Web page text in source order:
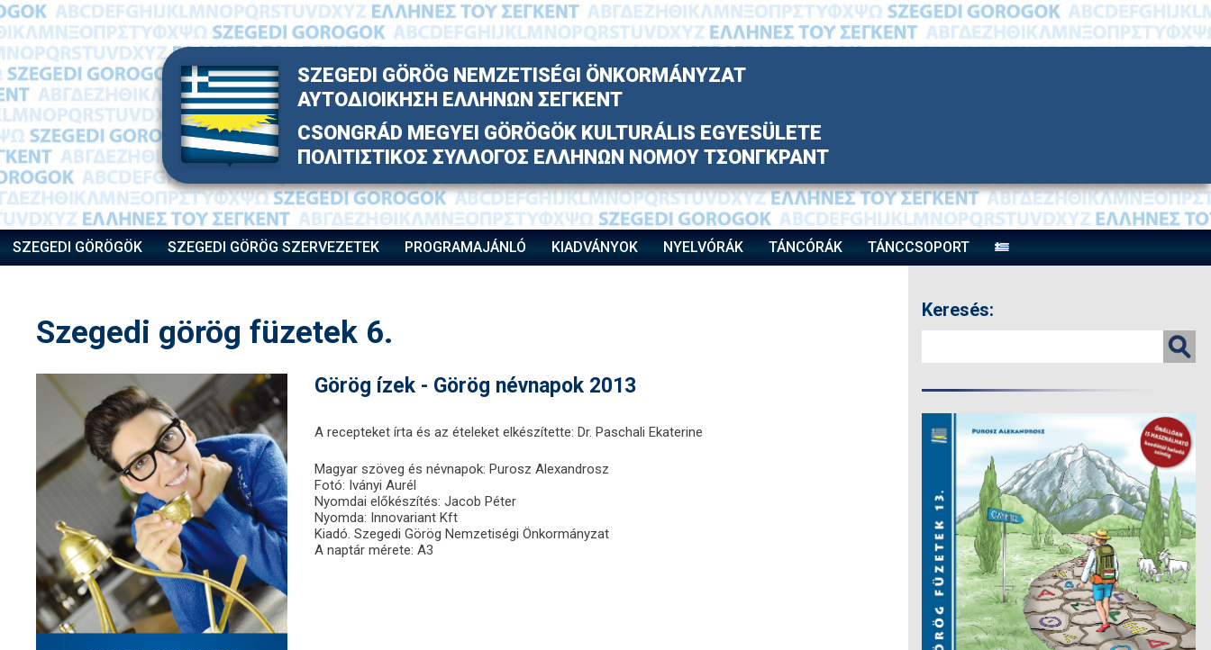
Skip
to
content
SZEGEDI GÖRÖG NEMZETISÉGI ÖNKORMÁNYZAT
ΑΥΤΟΔΙΟΙΚΗΣΗ ΕΛΛΗΝΩΝ ΣΕΓΚΕΝΤ
CSONGRÁD MEGYEI GÖRÖGÖK KULTURÁLIS EGYESÜLETE
ΠΟΛΙΤΙΣΤΙΚΟΣ ΣΥΛΛΟΓΟΣ ΕΛΛΗΝΩΝ ΝΟΜΟΥ ΤΣΟΝΓΚΡΑΝΤ
SZEGEDI GÖRÖGÖK SZEGEDI GÖRÖG SZERVEZETEK PROGRAMAJÁNLÓ KIADVÁNYOK NYELVÓRÁK TÁNCÓRÁK TÁNCCSOPORT
Szegedi görög füzetek 6.
Görög ízek - Görög névnapok 2013
A recepteket írta és az ételeket elkészítette: Dr. Paschali Ekaterine
Magyar szöveg és névnapok: Purosz Alexandrosz
Fotó: Iványi Aurél
Nyomdai előkészítés: Jacob Péter
Nyomda: Innovariant Kft
Kiadó. Szegedi Görög Nemzetiségi Önkormányzat
A naptár mérete: A3
Keresés: